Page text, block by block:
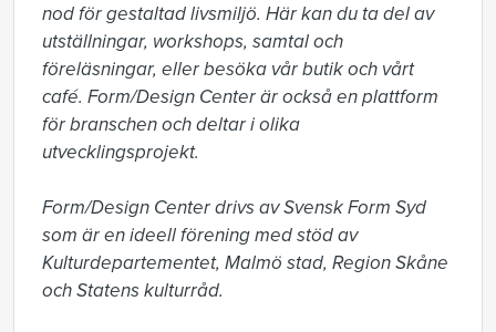
nod för gestaltad livsmiljö. Här kan du ta del av
utställningar, workshops, samtal och
föreläsningar, eller besöka vår butik och vårt
café. Form/Design Center är också en plattform
för branschen och deltar i olika
utvecklingsprojekt.
Form/Design Center drivs av Svensk Form Syd
som är en ideell förening med stöd av
Kulturdepartementet, Malmö stad, Region Skåne
och Statens kulturråd.